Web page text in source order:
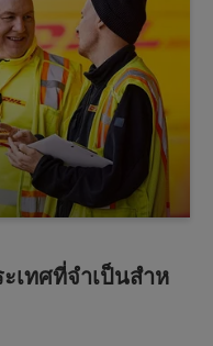
เทศที่จําเป็นสําห